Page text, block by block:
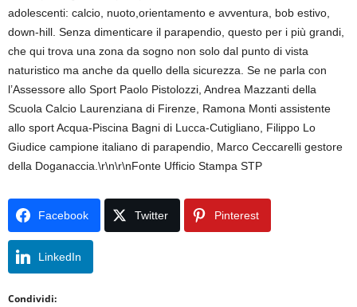
adolescenti: calcio, nuoto,orientamento e avventura, bob estivo,
down-hill. Senza dimenticare il parapendio, questo per i più grandi,
che qui trova una zona da sogno non solo dal punto di vista
naturistico ma anche da quello della sicurezza. Se ne parla con
l’Assessore allo Sport Paolo Pistolozzi, Andrea Mazzanti della
Scuola Calcio Laurenziana di Firenze, Ramona Monti assistente
allo sport Acqua-Piscina Bagni di Lucca-Cutigliano, Filippo Lo
Giudice campione italiano di parapendio, Marco Ceccarelli gestore
della Doganaccia.\r\n\r\nFonte Ufficio Stampa STP
Facebook Twitter Pinterest
LinkedIn
Condividi: